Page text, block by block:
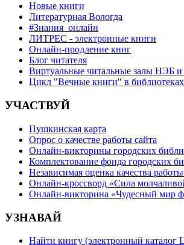
Новые книги
Литературная Вологда
#Знания_онлайн
ЛИТРЕС - электронные книги
Онлайн-продление книг
Блог читателя
Виртуальные читальные залы НЭБ
Цикл "Вечные книги" в
УЧАСТВУЙ
Пушкинская карта
Опрос о качестве работы сайта
Онлайн-викторины городских
Комплектование фонда городских
Независимая оценка качества
Онлайн-кроссворд «Сила
Онлайн-викторина «Чудесный мир
УЗНАВАЙ
Найти книгу (электронный каталог